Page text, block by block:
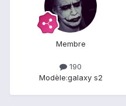
Membre
190
Modèle:galaxy s2